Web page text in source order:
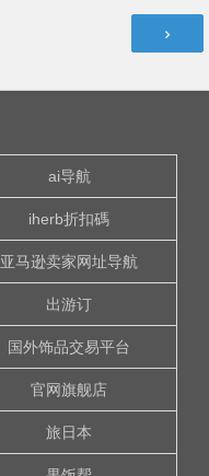
ai导航
iherb折扣碼
亚马逊卖家网址导航
出游订
国外饰品交易平台
官网旗舰店
旅日本